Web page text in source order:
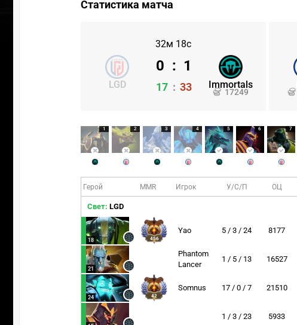
Статистика матча
32м 18с
LGD Immortals
17249
0 : 1
17 : 33
1 2 3 4 5 6 7
Герой MMR Игрок У/С/П ОЦ
Свет: LGD
18 456
Yao 5 / 3 / 24 8177
21
Phantom
Lancer
1 / 5 / 13 16527
24 42
Somnus 17 / 0 / 7 21510
1 / 3 / 23 5933